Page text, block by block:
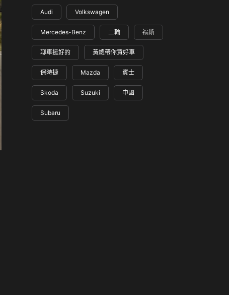
Audi Volkswagen
Mercedes-Benz 二輪 福斯
聊車挺好的 黃總帶你買好車
保時捷 Mazda 賓士
Skoda Suzuki 中國
Subaru